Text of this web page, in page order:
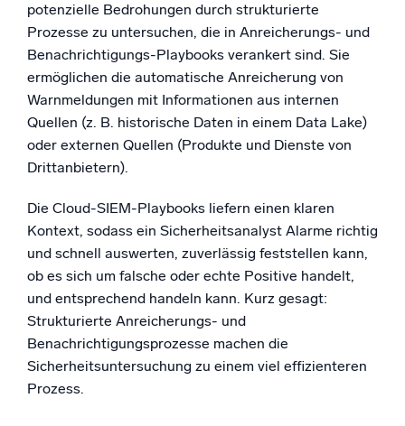
potenzielle Bedrohungen durch strukturierte
Prozesse zu untersuchen, die in Anreicherungs- und
Benachrichtigungs-Playbooks verankert sind. Sie
ermöglichen die automatische Anreicherung von
Warnmeldungen mit Informationen aus internen
Quellen (z. B. historische Daten in einem Data Lake)
oder externen Quellen (Produkte und Dienste von
Drittanbietern).
Die Cloud-SIEM-Playbooks liefern einen klaren
Kontext, sodass ein Sicherheitsanalyst Alarme richtig
und schnell auswerten, zuverlässig feststellen kann,
ob es sich um falsche oder echte Positive handelt,
und entsprechend handeln kann. Kurz gesagt:
Strukturierte Anreicherungs- und
Benachrichtigungsprozesse machen die
Sicherheitsuntersuchung zu einem viel effizienteren
Prozess.